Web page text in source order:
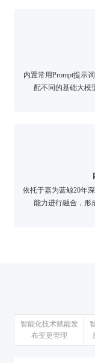
内置常用Prompt提示
配不同的基础大模
依托于嘉为蓝鲸20年
能力进行融合，形
智能化技术赋能发
布变更管理